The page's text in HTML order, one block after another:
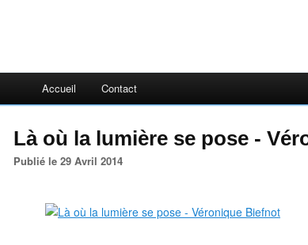
Accueil Contact
Là où la lumière se pose -
Publié le 29 Avril 2014